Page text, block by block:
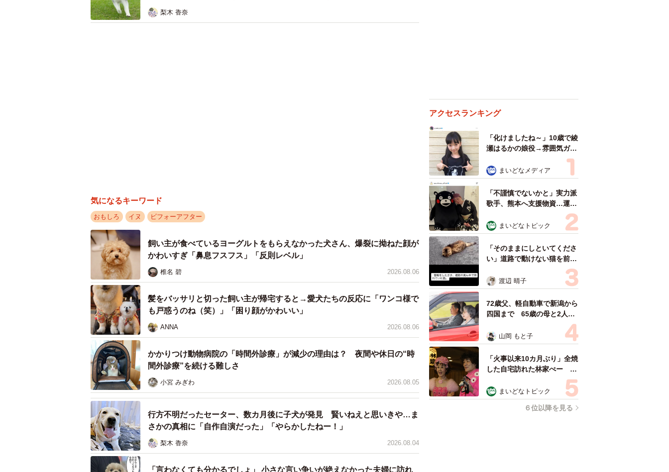
この見事な毛量の正体は、実はわずか3日分のブラッシングで集まったものだといいます。
であれば15分ほどで終わる作業ですが、換毛期ともなるとそうはいきません。「この時期は
30分から1時間程度かかります」と、飼い主さんは語ります。
しかし、長時間のブラッシングも福丸くんはまったく気にしていないようです。そればかり
か作業中、ゴロンと横になり、されるがままなのだとか。
「時にはお気に入りのぬいぐるみをカミカミしながら遊んでいることもありますが、基本的
にはとてもお利口さんにしてくれています」
そんな福丸くんの頭に、これまでの成果である毛を乗せてみた飼い主さん。その時、福丸く
んもニコニコとうれしそうな表情を浮かべていました。
「私が楽しそうにしているので、福丸も一緒に笑顔になってくれて。そんな姿を見ると、こ
ちらもうれしくなりますね」と振り返る飼い主さん。“ふたり”の共同作業（？）によって、
福丸くんのお手入れはひと段落したようです。
穏やかすぎる福丸くんの愛すべき日常
梨木 香奈
気になるキーワード
おもしろ イヌ ビフォーアフター
飼い主が食べているヨーグルトをもらえなかった犬さん、爆裂に拗ねた顔が
かわいすぎ「鼻息フスフス」「反則レベル」
椎名 碧 2026.08.06
髪をバッサリと切った飼い主が帰宅すると→愛犬たちの反応に「ワンコ様で
も戸惑うのね（笑）」「困り顔がかわいい」
ANNA 2026.08.06
かかりつけ動物病院の「時間外診療」が減少の理由は？ 夜間や休日の“時
間外診療”を続ける難しさ
小宮 みぎわ 2026.08.05
行方不明だったセーター、数カ月後に子犬が発見 賢いねえと思いきや…ま
さかの真相に「自作自演だった」「やらかしたねー！」
梨木 香奈 2026.08.04
「言わなくても分かるでしょ」 小さな言い争いが絶えなかった夫婦に訪れ
アクセスランキング
「化けましたね～」10歳で綾
瀬はるかの娘役→雰囲気ガラ
リの18歳に成長 「メイクで
雰囲気が」「宝塚に入れそ
う」
まいどなメディア
「不謹慎でないかと」実力派
歌手、熊本へ支援物資…運搬
トラックの車体デザインにた
めらい 「痛いほど伝わる」
「行動され立派」
まいどなトピック
「そのままにしといてくださ
い」道路で動けない猫を前に
返された一言… 懸命に生き
ようとした4日間 「命の重
さはみんな同じ」保護団体代
表の訴え
渡辺 晴子
72歳父、軽自動車で新潟から
四国まで 65歳の母と2人で
3泊4日の旅 パーキングの休
憩まで分刻み… 「大学生で
も組まねえよ！」
山岡 もと子
「火事以来10カ月ぶり」全焼
した自宅訪れた林家ぺー 内
装も壁も取り払われスケルト
ン状態の部屋に呆然
まいどなトピック
６位以降を見る